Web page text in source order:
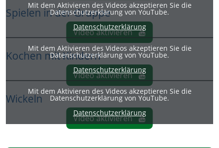
Spielen in der Gruppe
Video aktivieren
Mit dem Aktivieren des Videos akzeptieren Sie die
Datenschutzerklärung von YouTube.
Datenschutzerklärung
Kochen mit Kindern
Video aktivieren
Mit dem Aktivieren des Videos akzeptieren Sie die
Datenschutzerklärung von YouTube.
Datenschutzerklärung
Wickeln
Video aktivieren
Mit dem Aktivieren des Videos akzeptieren Sie die
Datenschutzerklärung von YouTube.
Datenschutzerklärung